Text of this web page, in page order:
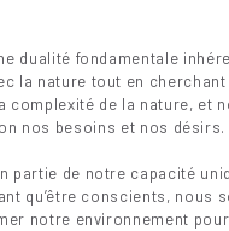
dualité fondamentale
la nature tout en
complexité de la nature, et
nos besoins et nos désirs.
partie de notre capacité
qu’être conscients, nous
notre environnement